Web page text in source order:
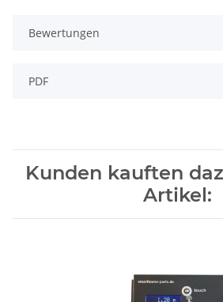
Bewertungen
PDF
Kunden kauften
Artikel: